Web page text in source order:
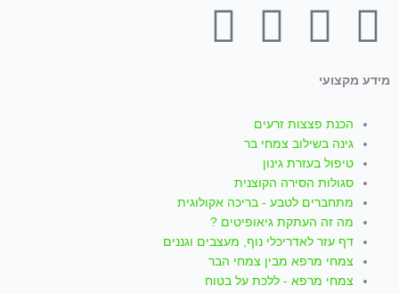
F
a
c
e
b
o
Y
o
u
t
u
b
I
s
t
a
g
W
s
a
k
מידע מקצועי
הכנת פצצות זרעים
גינה בשילוב צמחי בר
טיפול בעזרת גינון
סגולות הסירה הקוצנית
מתחברים לטבע - בריכה אקולוגית
מה זה העתקת גיאופיטים ?
דף עזר לאדריכלי נוף, מעצבים וגננים
צמחי מרפא מבין צמחי הבר
צמחי מרפא - ללכת על בטוח